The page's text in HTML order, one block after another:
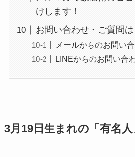
けします！
お問い合わせ・ご質問は
メールからのお問い
LINEからのお問い合
3月19日生まれの「有名人